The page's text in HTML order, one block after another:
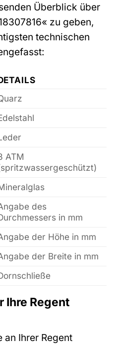
Überblick über
zu geben,
technischen
ATM
des
in mm
der Höhe in mm
der Breite in mm
Ihre Regent
an Ihrer Regent